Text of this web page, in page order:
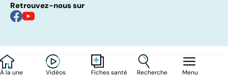
À la une Vidéos Fiches santé Recherche Menu
Retrouvez-nous sur